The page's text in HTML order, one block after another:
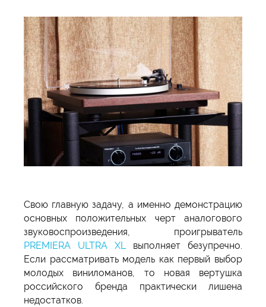
Свою главную задачу, а именно демонстрацию
основных положительных черт аналогового
звуковоспроизведения, проигрыватель
PREMIERA ULTRA XLвыполняет безупречно.
Если рассматривать модель как первый выбор
молодых виниломанов, то новая вертушка
российского бренда практически лишена
недостатков.